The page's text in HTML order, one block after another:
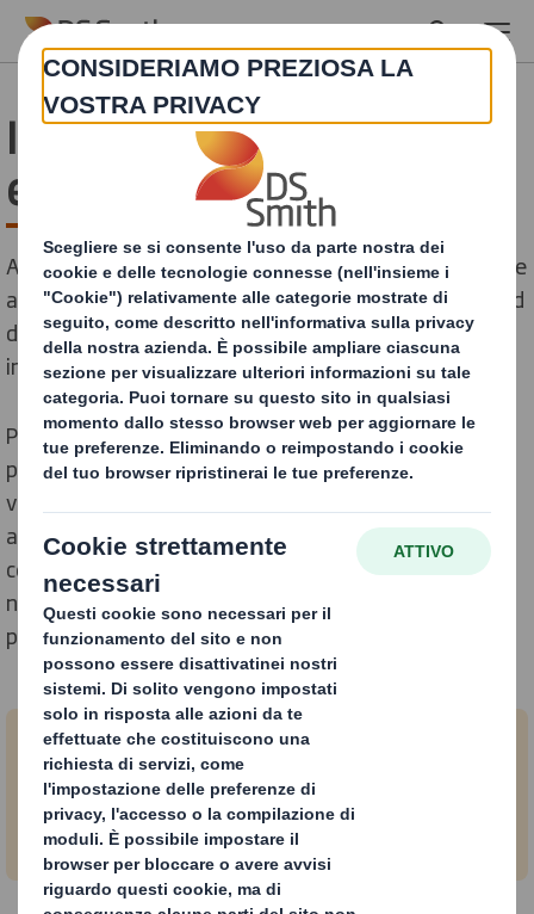
Skip to main content
I nostri riconoscimenti
esterni
Avere l’opportunità di sottoporre la nostra performance
alla valutazione di agenzie di rating ESG e altri standard
di riferimento è qualcosa a cui diamo grande
importanza
Per dimostrare agli stakeholder che la nostra
performance continua a essere forte, la inviamo a una
vasta gamma di piattaforme terze estremamente
affidabili. Attraverso una corretta divulgazione,
cerchiamo di massimizzare il riconoscimento delle
nostre azioni e della nostra strategia di sostenibilità
presso queste agenzie.
MSCI
Partecipazione alla valutazione annuale MSCI dal
2012 (rating attuale AA)